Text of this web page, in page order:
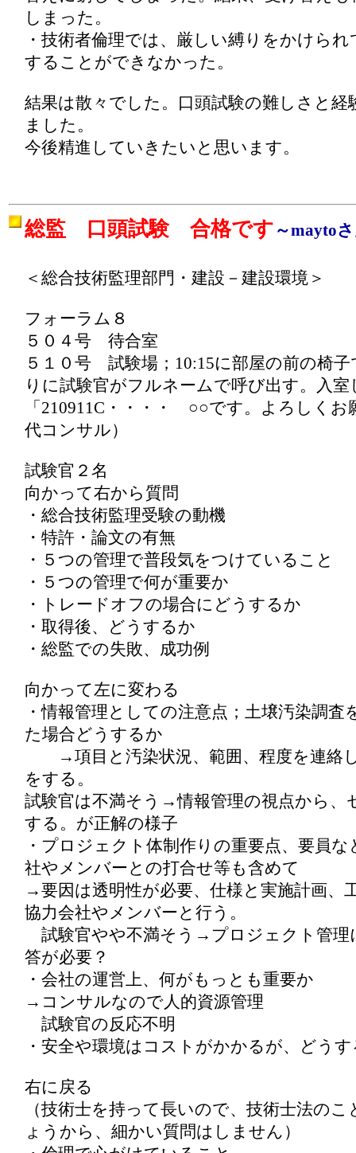
しまった。
・技術者倫理では、厳しい縛りをかけら
することができなかった。
結果は散々でした。口頭試験の難しさと経
ました。
今後精進していきたいと思います。
総監 口頭試験 合格です ～mayto
＜総合技術監理部門・建設－建設環境＞
フォーラム８
５０４号 待合室
５１０号 試験場；10:15に部屋の前の椅
りに試験官がフルネームで呼び出す。入室
「210911C・・・・ ○○です。よろしくお
代コンサル）
試験官２名
向かって右から質問
・総合技術監理受験の動機
・特許・論文の有無
・５つの管理で普段気をつけていること
・５つの管理で何が重要か
・トレードオフの場合にどうするか
・取得後、どうするか
・総監での失敗、成功例
向かって左に変わる
・情報管理としての注意点；土壌汚染調査
た場合どうするか
→項目と汚染状況、範囲、程度を連絡
をする。
試験官は不満そう→情報管理の視点から、
する。が正解の様子
・プロジェクト体制作りの重要点、要員
社やメンバーとの打合せ等も含めて
→要因は透明性が必要、仕様と実施計画、
協力会社やメンバーと行う。
試験官やや不満そう→プロジェクト管理
答が必要？
・会社の運営上、何がもっとも重要か
→コンサルなので人的資源管理
試験官の反応不明
・安全や環境はコストがかかるが、どう
右に戻る
（技術士を持って長いので、技術士法の
ょうから、細かい質問はしません）